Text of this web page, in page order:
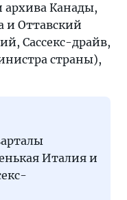
архива Канады,
и Оттавский
Сассекс-драйв,
страны),
Италия и